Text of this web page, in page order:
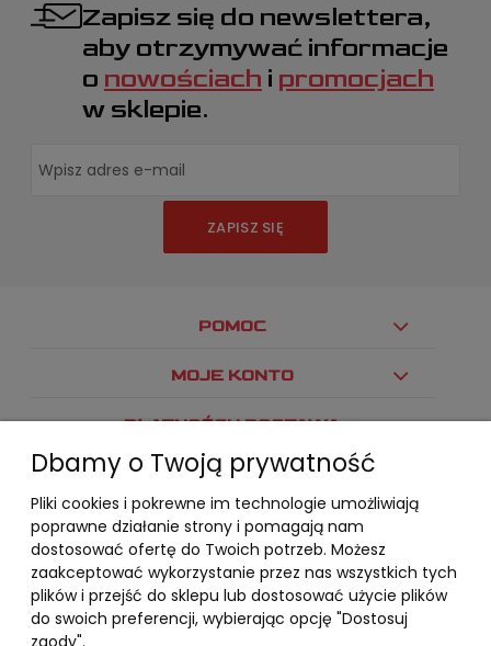
Zapisz się do newslettera,
aby otrzymywać informacje
o nowościach i promocjach
w sklepie.
ZAPISZ SIĘ
POMOC
MOJE KONTO
PŁATNOŚCI I DOSTAWA
INFORMACJE
O NAS
Dbamy o Twoją prywatność
Pliki cookies i pokrewne im technologie umożliwiają
poprawne działanie strony i pomagają nam
dostosować ofertę do Twoich potrzeb. Możesz
zaakceptować wykorzystanie przez nas wszystkich tych
plików i przejść do sklepu lub dostosować użycie plików
do swoich preferencji, wybierając opcję "Dostosuj
zgody".